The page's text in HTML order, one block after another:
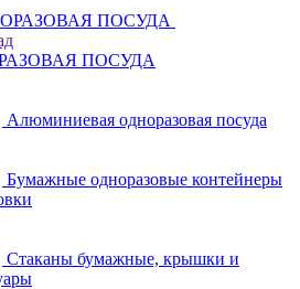
ПОСУДА
ПОСУДА
Алюминиевая одноразовая посуда
Бумажные одноразовые контейнеры
Стаканы бумажные, крышки и